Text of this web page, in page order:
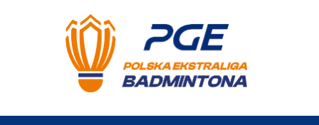
EKSTRALIGA
Aktualności